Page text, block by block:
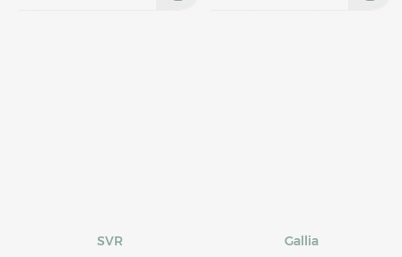
SVR
Gallia